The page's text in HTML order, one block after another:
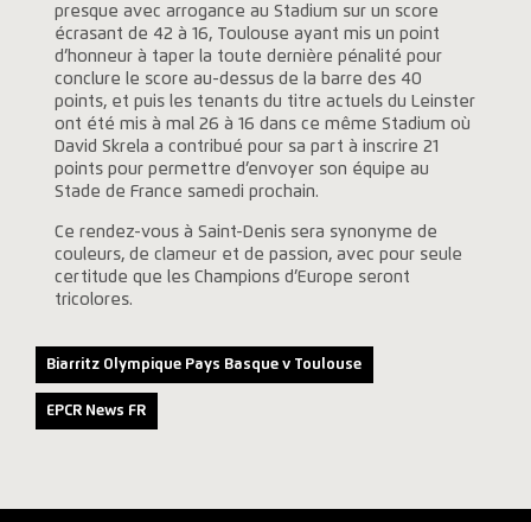
presque avec arrogance au Stadium sur un score
écrasant de 42 à 16, Toulouse ayant mis un point
d’honneur à taper la toute dernière pénalité pour
conclure le score au-dessus de la barre des 40
points, et puis les tenants du titre actuels du Leinster
ont été mis à mal 26 à 16 dans ce même Stadium où
David Skrela a contribué pour sa part à inscrire 21
points pour permettre d’envoyer son équipe au
Stade de France samedi prochain.
Ce rendez-vous à Saint-Denis sera synonyme de
couleurs, de clameur et de passion, avec pour seule
certitude que les Champions d’Europe seront
tricolores.
Biarritz Olympique Pays Basque v Toulouse
EPCR News FR